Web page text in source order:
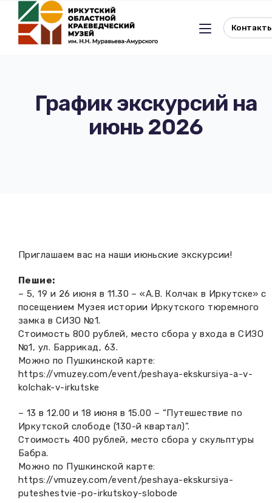
Льготное посещение музея
Виртуальный музей
Независимая оценка
Проекты и программы
Научные издания
Прейскурант
Фонды и коллекции
Партнеры
Окно в Азию
КПЦ им. свт. Иннокентия (Вениаминова)
Научно-фондовый отдел
Мемориальный дом А.М. Тюрюмина
Документы
Музеи региона
Повышение квалификации
Передвижные выставки
Профессиональные мероприятия
График экскурсий на
июнь 2026
Приглашаем вас на наши июньские экскурсии!
Пешие:
– 5, 19 и 26 июня в 11.30 – «А.В. Колчак в Иркутске» с
посещением Музея истории Иркутского тюремного
замка в СИЗО №1.
Стоимость 800 рублей, место сбора у входа в СИЗО
№1, ул. Баррикад, 63.
Можно по Пушкинской карте:
https://vmuzey.com/event/peshaya-ekskursiya-a-v-
kolchak-v-irkutske
– 13 в 12.00 и 18 июня в 15.00 – “Путешествие по
Иркутской слободе (130-й квартал)”.
Стоимость 400 рублей, место сбора у скульптуры
Бабра.
Можно по Пушкинской карте:
https://vmuzey.com/event/peshaya-ekskursiya-
puteshestvie-po-irkutskoy-slobode